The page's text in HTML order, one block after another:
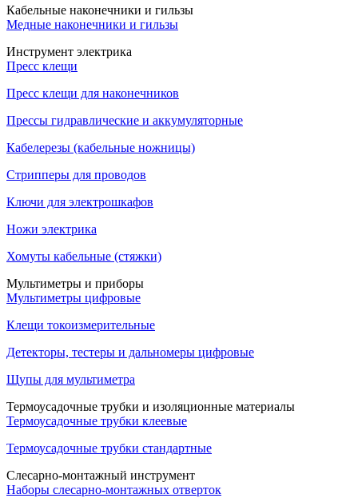
Кабельные наконечники и гильзы
Медные наконечники и гильзы
Инструмент электрика
Пресс клещи
Пресс клещи для наконечников
Прессы гидравлические и аккумуляторные
Кабелерезы (кабельные ножницы)
Стрипперы для проводов
Ключи для электрошкафов
Ножи электрика
Хомуты кабельные (стяжки)
Мультиметры и приборы
Мультиметры цифровые
Клещи токоизмерительные
Детекторы, тестеры и дальномеры цифровые
Щупы для мультиметра
Термоусадочные трубки и изоляционные материалы
Термоусадочные трубки клеевые
Термоусадочные трубки стандартные
Слесарно-монтажный инструмент
Наборы слесарно-монтажных отверток